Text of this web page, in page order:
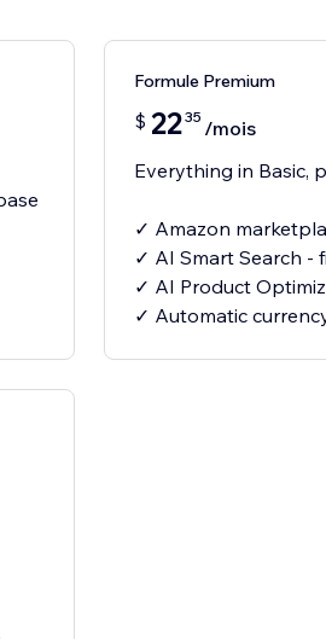
Formule Premium
$ 2235 /mois
Everything in Basic,
✓ Amazon
✓ AI Smart Search -
✓ AI Product
✓ Automatic